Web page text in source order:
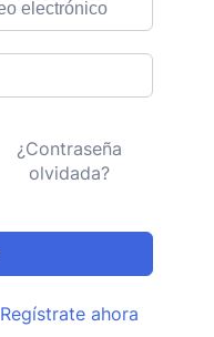
¿Contraseña
olvidada?
Regístrate ahora